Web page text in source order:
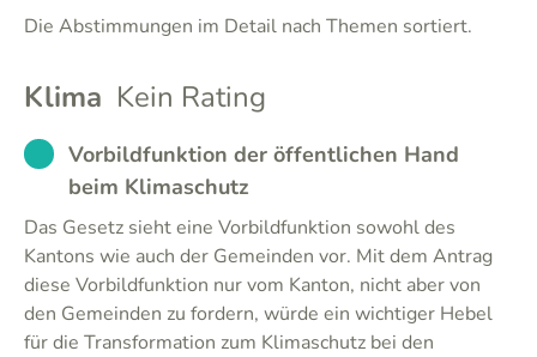
Die Abstimmungen im Detail nach Themen sortiert.
Klima Kein Rating
EXCUSED
Vorbildfunktion der öffentlichen Hand
beim Klimaschutz
Das Gesetz sieht eine Vorbildfunktion sowohl des
Kantons wie auch der Gemeinden vor. Mit dem Antrag
diese Vorbildfunktion nur vom Kanton, nicht aber von
den Gemeinden zu fordern, würde ein wichtiger Hebel
für die Transformation zum Klimaschutz bei den